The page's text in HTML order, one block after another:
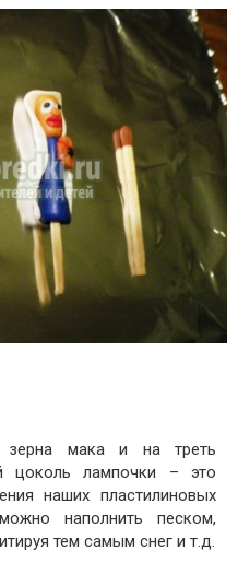
зерна мака и на треть
цоколь лампочки – это
наших пластилиновых
наполнить песком,
тем самым снег и т.д.